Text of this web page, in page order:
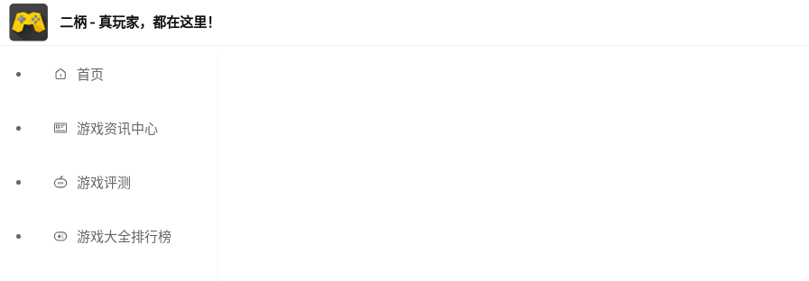
二柄 - 真玩家，都在这里！
首页
游戏资讯中心
游戏评测
游戏大全排行榜